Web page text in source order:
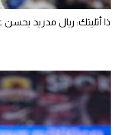
ذا أثليتك: ريال مدريد